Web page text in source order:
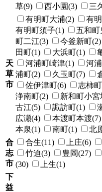
草(9)
西小園(3) 三
天
草
市
有明町大浦(2) 有
有明町須子(1)
五和町
町二江(3)
今釜新町(2)
田町(1)
大浜町(1)
河浦町崎津(1)
河
浦町(2)
久玉町(7)
佐伊津町(6)
志柿
浄南町(2)
新和町小宮
古江(5)
諏訪町(1)
広瀬(4)
本渡町本渡(7)
本泉(1)
南町(1)
北
合
志
市
合生(11) 上庄(6)
竹迫(3)
豊岡(27)
(30)
上生(1)
下
益